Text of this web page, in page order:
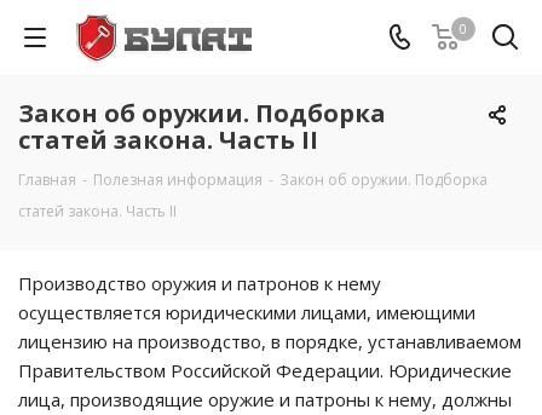
0
Закон об оружии. Подборка
статей закона. Часть II
Главная - Полезная информация - Закон об оружии. Подборка
статей закона. Часть II
Производство оружия и патронов к нему
осуществляется юридическими лицами, имеющими
лицензию на производство, в порядке, устанавливаемом
Правительством Российской Федерации. Юридические
лица, производящие оружие и патроны к нему, должны